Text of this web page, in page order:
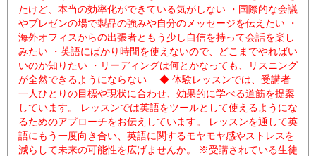
たけど、本当の効率化ができている気がしない ・国際的な会議
やプレゼンの場で製品の強みや自分のメッセージを伝えたい ・
海外オフィスからの出張者ともう少し自信を持って会話を楽し
みたい ・英語にばかり時間を使えないので、どこまでやればい
いのか知りたい ・リーディングは何とかなっても、リスニング
が全然できるようにならない ◆ 体験レッスンでは、受講者
一人ひとりの目標や現状に合わせ、効果的に学べる道筋を提案
しています。 レッスンでは英語をツールとして使えるようにな
るためのアプローチをお伝えしています。 レッスンを通して英
語にもう一度向き合い、英語に関するモヤモヤ感やストレスを
減らして未来の可能性を広げませんか。 ※受講されている生徒